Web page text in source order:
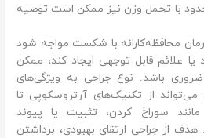
با تحمل وزن نیز ممکن است توصیه
محافظه‌کارانه با شکست مواجه شود
یا علائم قابل توجهی ایجاد کند، ممکن
باشد. نوع جراحی به ویژگی‌های
از تکنیک‌های آرتروسکوپی تا
سوراخ کردن، تثبیت یا پیوند
از جراحی ارتقای بهبودی، برداشتن